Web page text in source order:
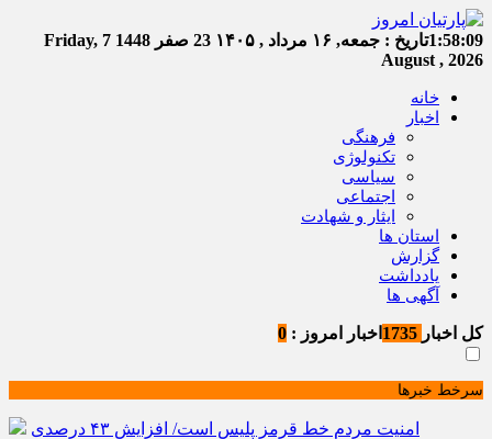
1:58:09تاریخ : جمعه, ۱۶ مرداد , ۱۴۰۵ 23 صفر 1448
Friday, 7
August , 2026
خانه
اخبار
فرهنگی
تکنولوژی
سیاسی
اجتماعی
ایثار و شهادت
استان ها
گزارش
یادداشت
آگهی ها
کل اخبار اخبار امروز : 0
سرخط خبرها
امنیت مردم خط قرمز پلیس است/ افزایش ۴۳ درصدی